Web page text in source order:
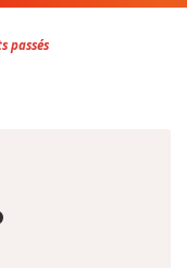
passés